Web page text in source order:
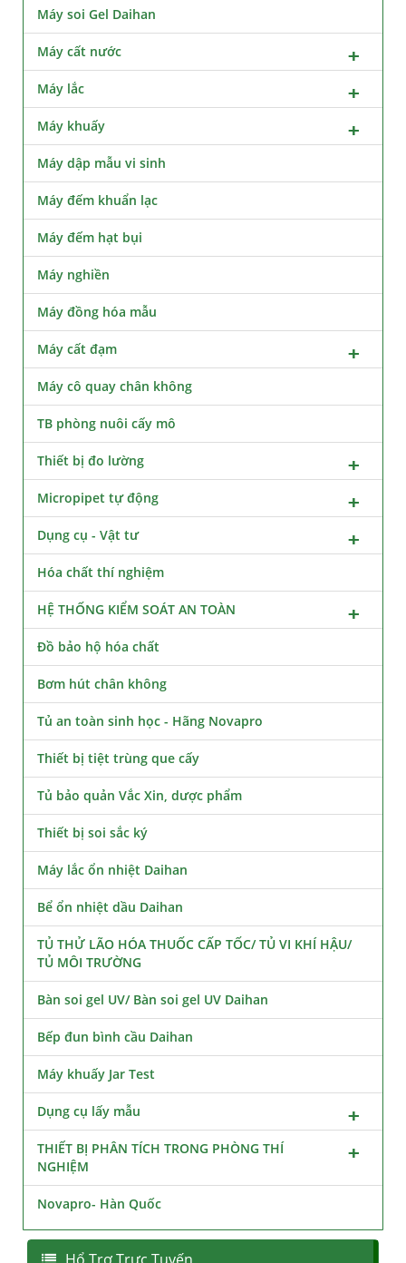
Máy soi Gel Daihan
Máy cất nước
Máy lắc
Máy khuấy
Máy dập mẫu vi sinh
Máy đếm khuẩn lạc
Máy đếm hạt bụi
Máy nghiền
Máy đồng hóa mẫu
Máy cất đạm
Máy cô quay chân không
TB phòng nuôi cấy mô
Thiết bị đo lường
Micropipet tự động
Dụng cụ - Vật tư
Hóa chất thí nghiệm
HỆ THỐNG KIỂM SOÁT AN TOÀN
Đồ bảo hộ hóa chất
Bơm hút chân không
Tủ an toàn sinh học - Hãng Novapro
Thiết bị tiệt trùng que cấy
Tủ bảo quản Vắc Xin, dược phẩm
Thiết bị soi sắc ký
Máy lắc ổn nhiệt Daihan
Bể ổn nhiệt dầu Daihan
TỦ THỬ LÃO HÓA THUỐC CẤP TỐC/ TỦ VI KHÍ HẬU/
TỦ MÔI TRƯỜNG
Bàn soi gel UV/ Bàn soi gel UV Daihan
Bếp đun bình cầu Daihan
Máy khuấy Jar Test
Dụng cụ lấy mẫu
THIẾT BỊ PHÂN TÍCH TRONG PHÒNG THÍ
NGHIỆM
Novapro- Hàn Quốc
Hổ Trợ Trực Tuyến